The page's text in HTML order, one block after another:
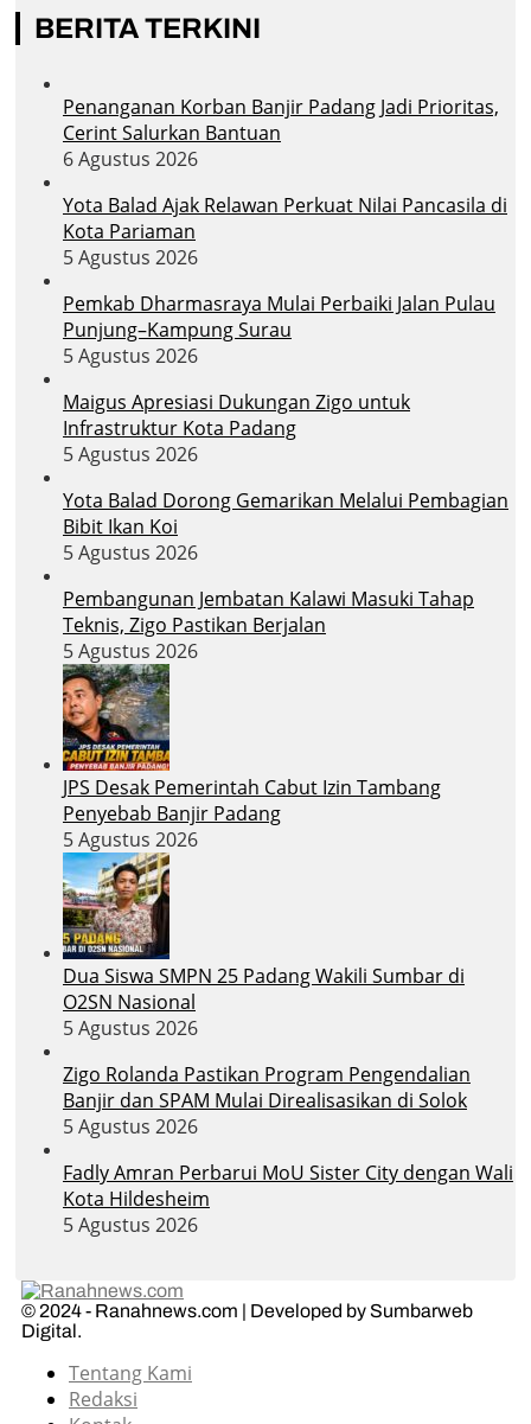
BERITA TERKINI
Penanganan Korban Banjir Padang Jadi Prioritas,
Cerint Salurkan Bantuan
6 Agustus 2026
Yota Balad Ajak Relawan Perkuat Nilai Pancasila di
Kota Pariaman
5 Agustus 2026
Pemkab Dharmasraya Mulai Perbaiki Jalan Pulau
Punjung–Kampung Surau
5 Agustus 2026
Maigus Apresiasi Dukungan Zigo untuk
Infrastruktur Kota Padang
5 Agustus 2026
Yota Balad Dorong Gemarikan Melalui Pembagian
Bibit Ikan Koi
5 Agustus 2026
Pembangunan Jembatan Kalawi Masuki Tahap
Teknis, Zigo Pastikan Berjalan
5 Agustus 2026
JPS Desak Pemerintah Cabut Izin Tambang
Penyebab Banjir Padang
5 Agustus 2026
Dua Siswa SMPN 25 Padang Wakili Sumbar di
O2SN Nasional
5 Agustus 2026
Zigo Rolanda Pastikan Program Pengendalian
Banjir dan SPAM Mulai Direalisasikan di Solok
5 Agustus 2026
Fadly Amran Perbarui MoU Sister City dengan Wali
Kota Hildesheim
5 Agustus 2026
© 2024 - Ranahnews.com | Developed by Sumbarweb
Digital.
Tentang Kami
Redaksi